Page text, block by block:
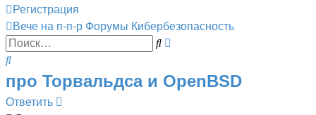
Регистрация
Вече на п-п-р Форумы Кибербезопасность
Поиск
Поиск
про Торвальдса и OpenBSD
Ответить